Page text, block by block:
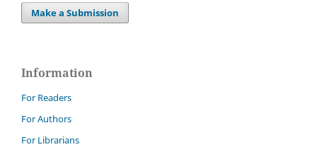
Make a Submission
Information
For Readers
For Authors
For Librarians